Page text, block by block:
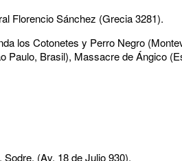
Florencio Sánchez (Grecia 3281).
los Cotonetes y Perro Negro
Paulo, Brasil), Massacre de Ángico
(Av. 18 de Julio 930).